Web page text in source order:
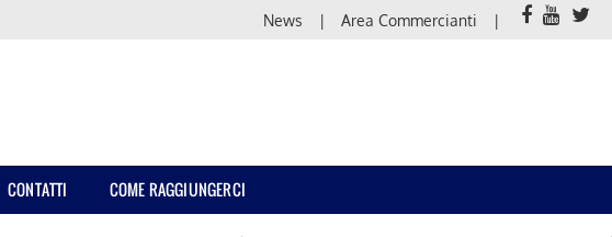
News Area Commercianti
CONTATTI COME RAGGIUNGERCI